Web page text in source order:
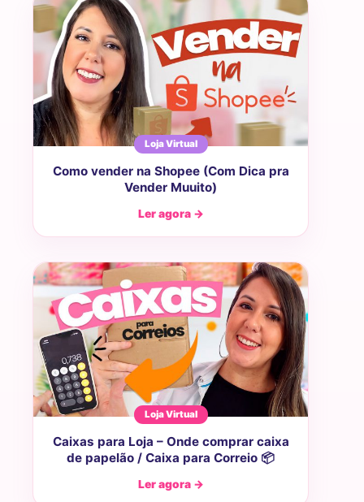
Loja Virtual
Como vender na Shopee (Com Dica pra
Vender Muuito)
Ler agora →
Loja Virtual
Caixas para Loja – Onde comprar caixa
de papelão / Caixa para Correio 📦
Ler agora →